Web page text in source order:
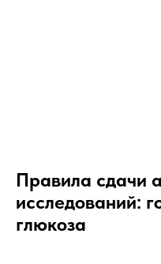
Правила сдачи
исследований:
глюкоза